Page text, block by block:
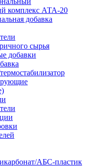
комплекс АТА-20
добавка
сырья
добавки
АБС-пластик